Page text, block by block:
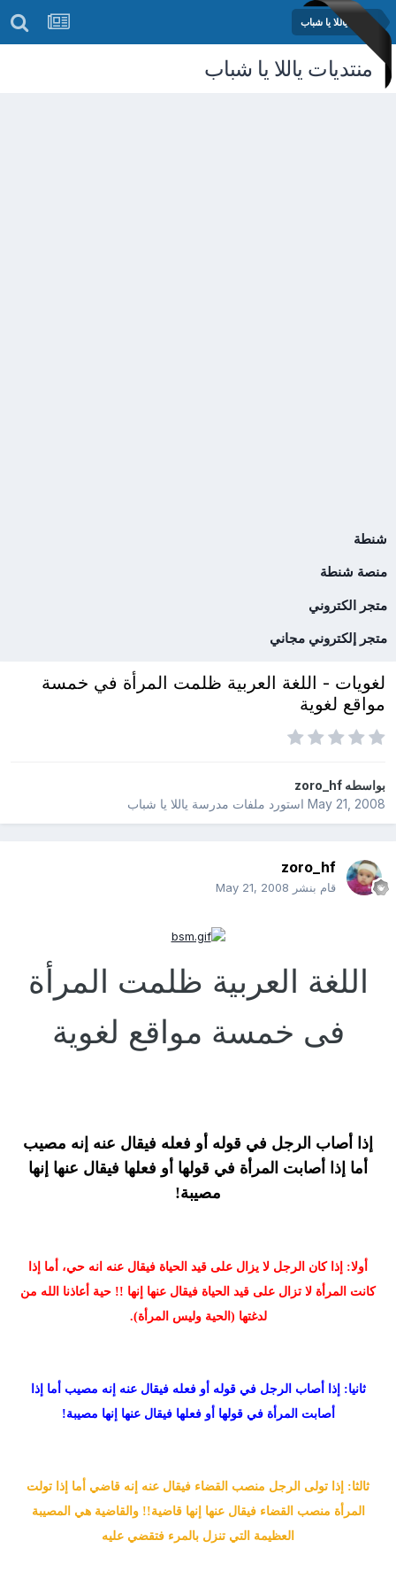
مدرسة ياللا يا شباب
منتديات ياللا يا شباب
شنطة
منصة شنطة
متجر الكتروني
متجر إلكتروني مجاني
لغويات - اللغة العربية ظلمت المرأة في خمسة
مواقع لغوية
بواسطهzoro_hf
May 21, 2008استورد ملفات مدرسة ياللا يا شباب
zoro_hf
قام بنشر May 21, 2008
اللغة العربية ظلمت المرأة
فى خمسة مواقع لغوية
إذا أصاب الرجل في قوله أو فعله فيقال عنه إنه مصيب
أما إذا أصابت المرأة في قولها أو فعلها فيقال عنها إنها
مصيبة!
أولا: إذا كان الرجل لا يزال على قيد الحياة فيقال عنه انه حي، أما إذا
كانت المرأة لا تزال على قيد الحياة فيقال عنها إنها !! حية أعاذنا الله من
لدغتها (الحية وليس المرأة).
ثانيا: إذا أصاب الرجل في قوله أو فعله فيقال عنه إنه مصيب أما إذا
أصابت المرأة في قولها أو فعلها فيقال عنها إنها مصيبة!
ثالثا: إذا تولى الرجل منصب القضاء فيقال عنه إنه قاضي أما إذا تولت
المرأة منصب القضاء فيقال عنها إنها قاضية!! والقاضية هي المصيبة
العظيمة التي تنزل بالمرء فتقضي عليه